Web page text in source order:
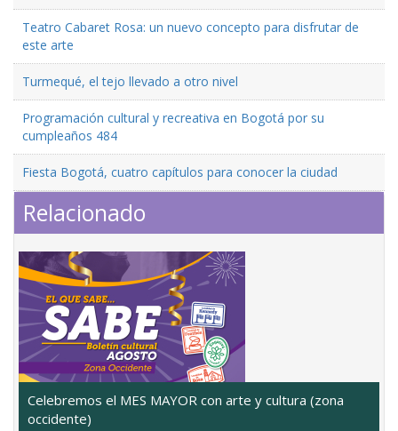
Teatro Cabaret Rosa: un nuevo concepto para disfrutar de
este arte
Turmequé, el tejo llevado a otro nivel
Programación cultural y recreativa en Bogotá por su
cumpleaños 484
Fiesta Bogotá, cuatro capítulos para conocer la ciudad
Relacionado
Celebremos el MES MAYOR con arte y cultura (zona
occidente)